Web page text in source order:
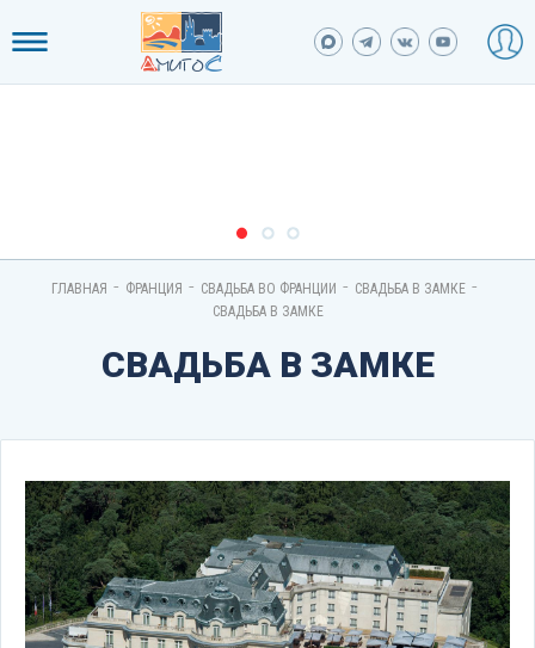
ГЛАВНАЯ - ФРАНЦИЯ - СВАДЬБА ВО ФРАНЦИИ - СВАДЬБА В ЗАМКЕ -
СВАДЬБА В ЗАМКЕ
СВАДЬБА В ЗАМКЕ